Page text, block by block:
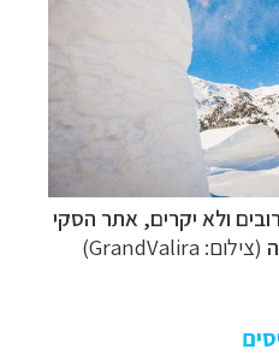
ולא יקרים, אתר הסקי
(צילום: GrandValira
)